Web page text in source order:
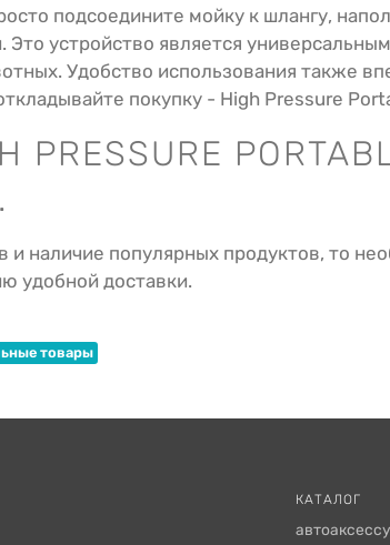
подсоедините мойку к шлангу,
Это устройство является
Удобство использования также
покупку - High Pressure
наличие популярных продуктов, то
удобной доставки.
товары
КАТАЛОГ